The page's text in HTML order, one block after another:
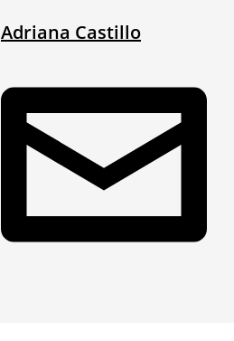
Adriana Castillo